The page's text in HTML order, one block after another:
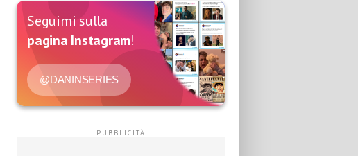
Seguimi sulla
pagina Instagram!
@DANINSERIES